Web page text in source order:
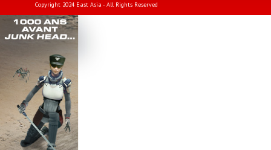
Copyright 2024 East Asia - All Rights Reserved